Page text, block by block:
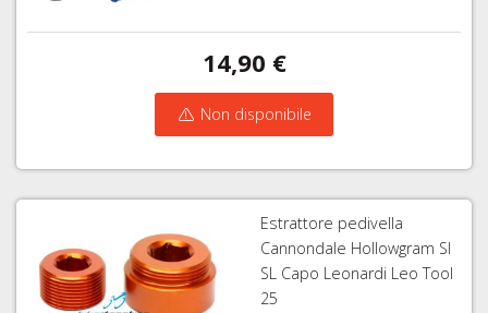
14,90 €
Non disponibile
Estrattore pedivella
Cannondale Hollowgram SI
SL Capo Leonardi Leo Tool
25